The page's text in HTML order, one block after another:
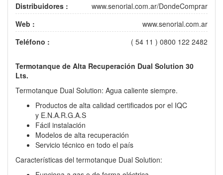
Distribuidores :
www.senorial.com.ar/DondeComprar
Web :
www.senorial.com.ar
Teléfono :
( 54 11 ) 0800 122 2482
Termotanque de Alta Recuperación Dual Solution 30
Lts.
Termotanque Dual Solution: Agua caliente siempre.
Productos de alta calidad certificados por el IQC
y E.N.A.R.G.A.S
Fácil instalación
Modelos de alta recuperación
Servicio técnico en todo el país
Características del termotanque Dual Solution: